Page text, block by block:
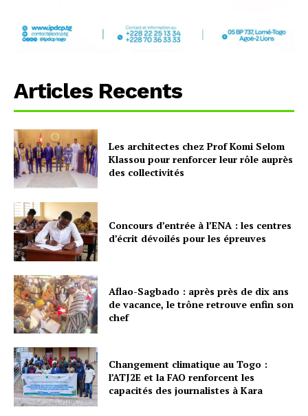
Articles Recents
Les architectes chez Prof Komi Selom
Klassou pour renforcer leur rôle auprès
des collectivités
Concours d’entrée à l’ENA : les centres
d’écrit dévoilés pour les épreuves
Aflao-Sagbado : après près de dix ans
de vacance, le trône retrouve enfin son
chef
Changement climatique au Togo :
l’ATJ2E et la FAO renforcent les
capacités des journalistes à Kara